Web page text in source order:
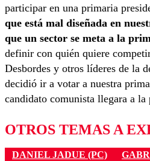
participar en una primaria
que está mal diseñada en
que un sector se meta a la
definir con quién quiere
Desbordes y otros líderes de la
decidió ir a votar a nuestra
candidato comunista llegara a la
OTROS TEMAS A
DANIEL JADUE (PC)